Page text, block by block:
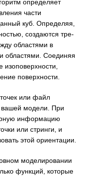
определяет
части
куб. Определяя,
создаются тре-
областями в
областями. Соединяя
изоповерхности,
поверхности.
или файл
вашей модели. При
информацию
или стринги, и
этой ориентации.
моделировании
функций, которые